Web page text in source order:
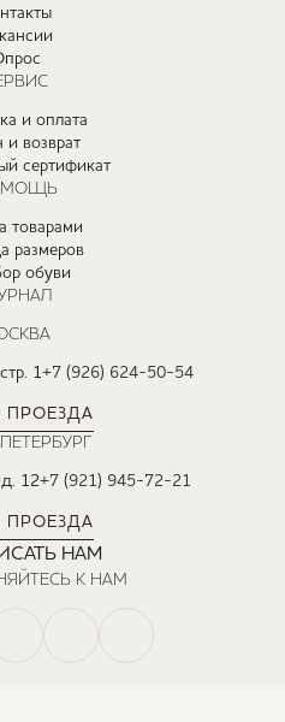
и оплата
возврат
сертификат
товарами
размеров
обуви
1+7 (926) 624-50-54
ПРОЕЗДА
12+7 (921) 945-72-21
ПРОЕЗДА
НАМ
К НАМ